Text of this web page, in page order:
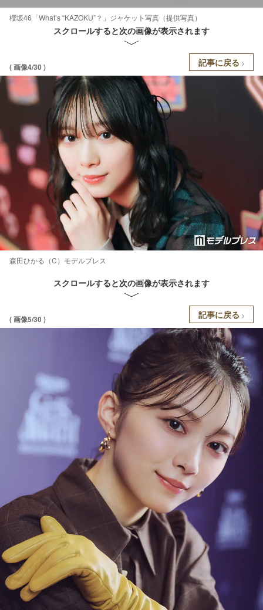
櫻坂46「What’s “KAZOKU”？」ジャケット写真（提供写真）
スクロールすると次の画像が表示されます
( 画像4/30 ) 記事に戻る
森田ひかる（C）モデルプレス
スクロールすると次の画像が表示されます
( 画像5/30 ) 記事に戻る